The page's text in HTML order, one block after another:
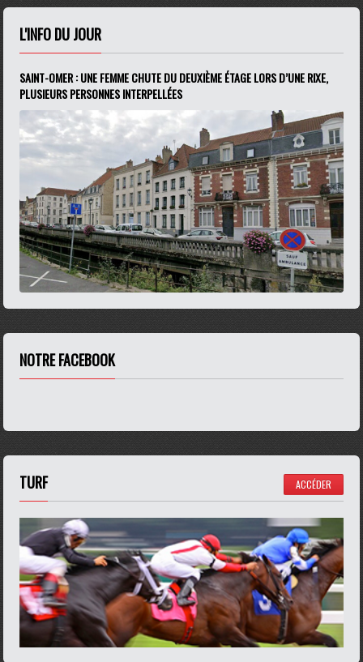
L'INFO DU JOUR
SAINT-OMER : UNE FEMME CHUTE DU DEUXIÈME ÉTAGE LORS D’UNE RIXE,
PLUSIEURS PERSONNES INTERPELLÉES
NOTRE FACEBOOK
TURF ACCÉDER